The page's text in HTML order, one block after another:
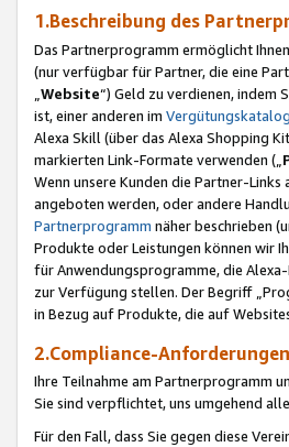
1.Beschreibung des
Das Partnerprogramm ermöglicht
(nur verfügbar für Partner, die eine
Website“) Geld zu verdienen, indem
ist, einer anderen im
Alexa Skill (über das Alexa Shopping
markierten Link-Formate verwenden („
Wenn unsere Kunden die Partner-
angeboten werden, oder andere
Partnerprogramm näher beschrieben
Produkte oder Leistungen können wir
für Anwendungsprogramme, die
zur Verfügung stellen. Der Begriff
in Bezug auf Produkte, die auf
2.Compliance-
Ihre Teilnahme am Partnerprogramm
Sie sind verpflichtet, uns umgehend
Für den Fall, dass Sie gegen diese